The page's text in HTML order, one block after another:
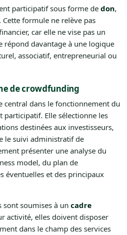
participatif sous forme de don,
formule ne relève pas
car elle ne vise pas un
répond davantage à une logique
associatif, entrepreneurial ou
de crowdfunding
central dans le fonctionnement du
participatif. Elle sélectionne les
destinées aux investisseurs,
le suivi administratif de
présenter une analyse du
model, du plan de
éventuelles et des principaux
sont soumises à un cadre
activité, elles doivent disposer
dans le champ des services